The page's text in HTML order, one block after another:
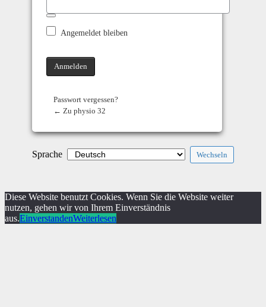
Angemeldet bleiben
Passwort vergessen?
← Zu physio 32
Sprache
Diese Website benutzt Cookies. Wenn Sie die Website weiter
nutzen, gehen wir von Ihrem Einverständnis
aus.EinverstandenWeiterlesen